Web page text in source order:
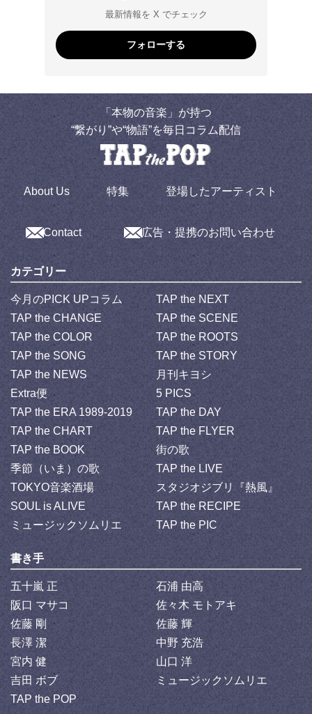
最新情報を X でチェック
フォローする
「本物の音楽」が持つ
“繋がり”や“物語”を毎日コラム配信
About Us 特集 登場したアーティスト
Contact 広告・提携のお問い合わせ
カテゴリー
今月のPICK UPコラム
TAP the NEXT
TAP the CHANGE
TAP the SCENE
TAP the COLOR
TAP the ROOTS
TAP the SONG
TAP the STORY
TAP the NEWS
月刊キヨシ
Extra便
5 PICS
TAP the ERA 1989-2019
TAP the DAY
TAP the CHART
TAP the FLYER
TAP the BOOK
街の歌
季節（いま）の歌
TAP the LIVE
TOKYO音楽酒場
スタジオジブリ『熱風』
SOUL is ALIVE
TAP the RECIPE
ミュージックソムリエ
TAP the PIC
書き手
五十嵐 正
石浦 由高
阪口 マサコ
佐々木 モトアキ
佐藤 剛
佐藤 輝
長澤 潔
中野 充浩
宮内 健
山口 洋
吉田 ボブ
ミュージックソムリエ
TAP the POP